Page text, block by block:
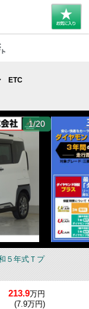
ETC
1/20
５年式Ｔプ
213.9万円
(7.9万円)